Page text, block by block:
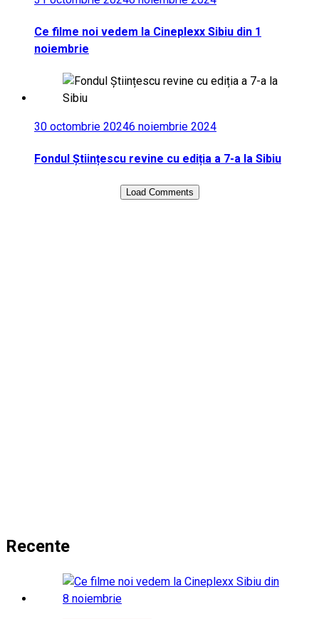
Ce filme noi vedem la Cineplexx Sibiu din 1
noiembrie
30 octombrie 20246 noiembrie 2024
Fondul Științescu revine cu ediția a 7-a la Sibiu
Load Comments
Recente